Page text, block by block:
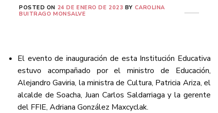
POSTED ON 24 DE ENERO DE 2023 BY CAROLINA
BUITRAGO MONSALVE
El evento de inauguración de esta Institución Educativa
estuvo acompañado por el ministro de Educación,
Alejandro Gaviria, la ministra de Cultura, Patricia Ariza, el
alcalde de Soacha, Juan Carlos Saldarriaga y la gerente
del FFIE, Adriana González Maxcyclak.